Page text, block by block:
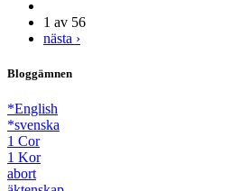
1 av 56
nästa ›
Bloggämnen
*English
*svenska
1 Cor
1 Kor
abort